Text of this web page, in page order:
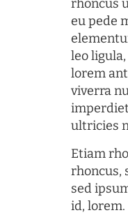
rhoncus
eu pede
leo
lorem
viverra
ultricies
Etiam
rhoncus,
sed
id,